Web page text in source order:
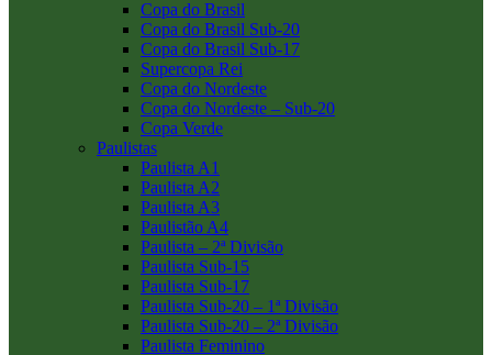
Copa do Brasil
Copa do Brasil Sub-20
Copa do Brasil Sub-17
Supercopa Rei
Copa do Nordeste
Copa do Nordeste – Sub-20
Copa Verde
Paulistas
Paulista A1
Paulista A2
Paulista A3
Paulistão A4
Paulista – 2ª Divisão
Paulista Sub-15
Paulista Sub-17
Paulista Sub-20 – 1ª Divisão
Paulista Sub-20 – 2ª Divisão
Paulista Feminino